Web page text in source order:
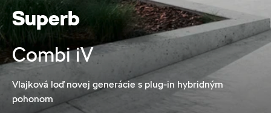
Superb
Combi iV
Vlajková loď novej generácie s plug-in hybridným
pohonom